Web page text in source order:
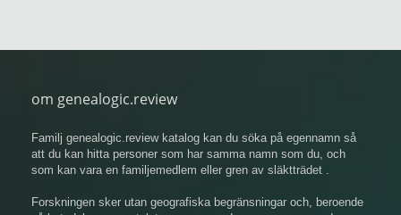
om genealogic.review
Familj genealogic.review katalog kan du söka på egennamn så
att du kan hitta personer som har samma namn som du, och
som kan vara en familjemedlem eller gren av släktträdet .
Forskningen sker utan geografiska begränsningar och, beroende